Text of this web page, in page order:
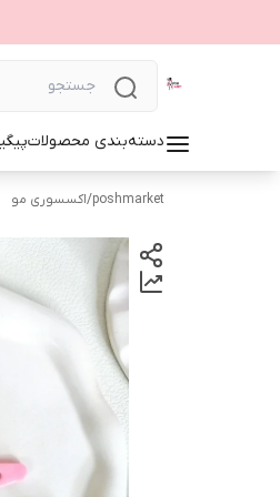
دسته‌بندی محصولات
poshmarket
/اکسسوری مو